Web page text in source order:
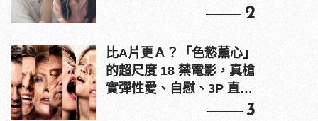
2
比A片更Ａ？「色慾薰心」
的超尺度 18 禁電影，真槍
實彈性愛、自慰、3P 直接
3